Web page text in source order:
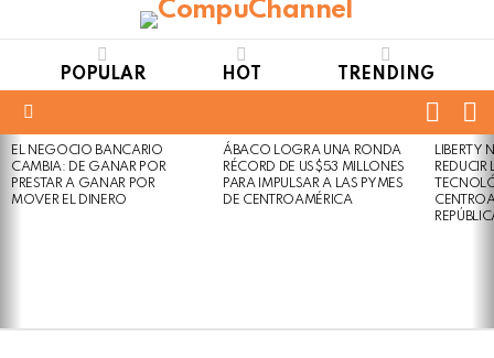
POPULAR HOT TRENDING
LATEST
STORIES
EL NEGOCIO BANCARIO
CAMBIA: DE GANAR POR
PRESTAR A GANAR POR
MOVER EL DINERO
Not
Safe
For
Click
to
view
ÁBACO LOGRA UNA RONDA
RÉCORD DE US$53 MILLONES
PARA IMPULSAR A LAS PYMES
DE CENTROAMÉRICA
LIBERTY
REDUCIR